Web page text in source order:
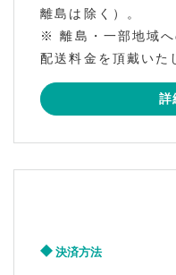
離島は除く）。
※ 離島・一部地域へ
配送料金を頂戴いた
詳
決済方法